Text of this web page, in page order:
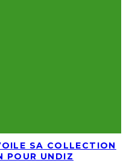
SA COLLECTION
POUR UNDIZ